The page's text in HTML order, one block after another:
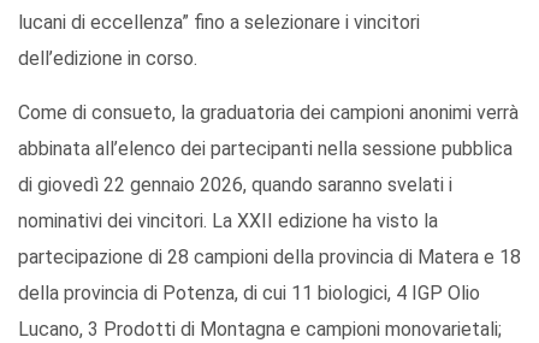
lucani di eccellenza” fino a selezionare i vincitori
dell’edizione in corso.
Come di consueto, la graduatoria dei campioni anonimi verrà
abbinata all’elenco dei partecipanti nella sessione pubblica
di giovedì 22 gennaio 2026, quando saranno svelati i
nominativi dei vincitori. La XXII edizione ha visto la
partecipazione di 28 campioni della provincia di Matera e 18
della provincia di Potenza, di cui 11 biologici, 4 IGP Olio
Lucano, 3 Prodotti di Montagna e campioni monovarietali;